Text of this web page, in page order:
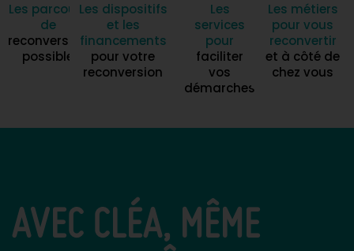
Les parcours
de
reconversion
possible
Les dispositifs
et les
financements
pour votre
reconversion
Les
services
pour
faciliter
vos
démarches
Les métiers
pour vous
reconvertir
et à côté de
chez vous
AVEC CLÉA, MÊME